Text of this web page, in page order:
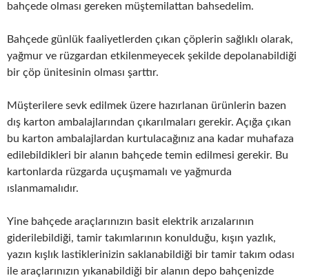
bahçede olması gereken müştemilattan bahsedelim.
Bahçede günlük faaliyetlerden çıkan çöplerin sağlıklı olarak,
yağmur ve rüzgardan etkilenmeyecek şekilde depolanabildiği
bir çöp ünitesinin olması şarttır.
Müşterilere sevk edilmek üzere hazırlanan ürünlerin bazen
dış karton ambalajlarından çıkarılmaları gerekir. Açığa çıkan
bu karton ambalajlardan kurtulacağınız ana kadar muhafaza
edilebildikleri bir alanın bahçede temin edilmesi gerekir. Bu
kartonlarda rüzgarda uçuşmamalı ve yağmurda
ıslanmamalıdır.
Yine bahçede araçlarınızın basit elektrik arızalarının
giderilebildiği, tamir takımlarının konulduğu, kışın yazlık,
yazın kışlık lastiklerinizin saklanabildiği bir tamir takım odası
ile araçlarınızın yıkanabildiği bir alanın depo bahçenizde